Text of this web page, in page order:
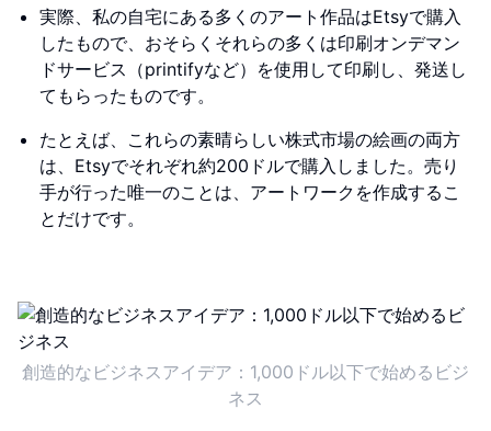
実際、私の自宅にある多くのアート作品はEtsyで購入
したもので、おそらくそれらの多くは印刷オンデマン
ドサービス（printifyなど）を使用して印刷し、発送し
てもらったものです。
たとえば、これらの素晴らしい株式市場の絵画の両方
は、Etsyでそれぞれ約200ドルで購入しました。売り
手が行った唯一のことは、アートワークを作成するこ
とだけです。
創造的なビジネスアイデア：1,000ドル以下で始めるビジ
ネス